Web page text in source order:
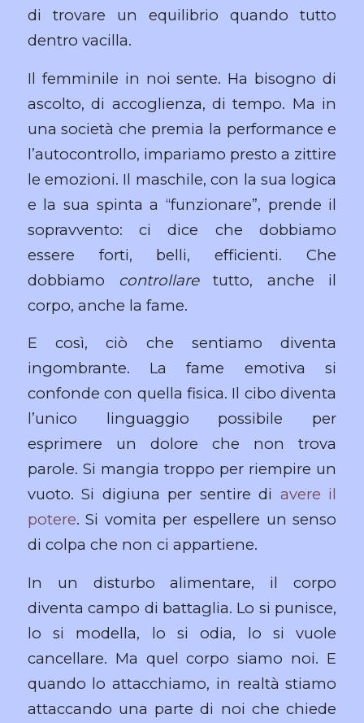
di trovare un equilibrio quando tutto
dentro vacilla.
Il femminile in noi sente. Ha bisogno di
ascolto, di accoglienza, di tempo. Ma in
una società che premia la performance e
l’autocontrollo, impariamo presto a zittire
le emozioni. Il maschile, con la sua logica
e la sua spinta a “funzionare”, prende il
sopravvento: ci dice che dobbiamo
essere forti, belli, efficienti. Che
dobbiamo controllaretutto, anche il
corpo, anche la fame.
E così, ciò che sentiamo diventa
ingombrante. La fame emotiva si
confonde con quella fisica. Il cibo diventa
l’unico linguaggio possibile per
esprimere un dolore che non trova
parole. Si mangia troppo per riempire un
vuoto. Si digiuna per sentire di avere il
potere. Si vomita per espellere un senso
di colpa che non ci appartiene.
In un disturbo alimentare, il corpo
diventa campo di battaglia. Lo si punisce,
lo si modella, lo si odia, lo si vuole
cancellare. Ma quel corpo siamo noi. E
quando lo attacchiamo, in realtà stiamo
attaccando una parte di noi che chiede